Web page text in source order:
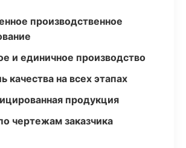
производственное
и единичное производство
качества на всех этапах
продукция
чертежам заказчика